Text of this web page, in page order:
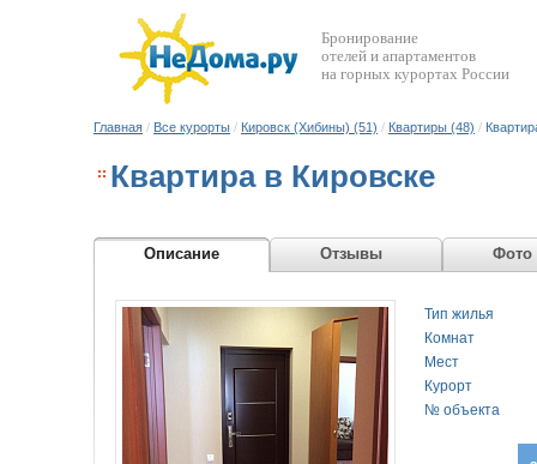
Бронирование
отелей и апартаментов
на горных курортах России
Главная / Все курорты / Кировск (Хибины) (51) / Квартиры (48) /
Квартира в Кировске
Описание Отзывы Фото
Тип жилья
Комнат
Мест
Курорт
№ объекта